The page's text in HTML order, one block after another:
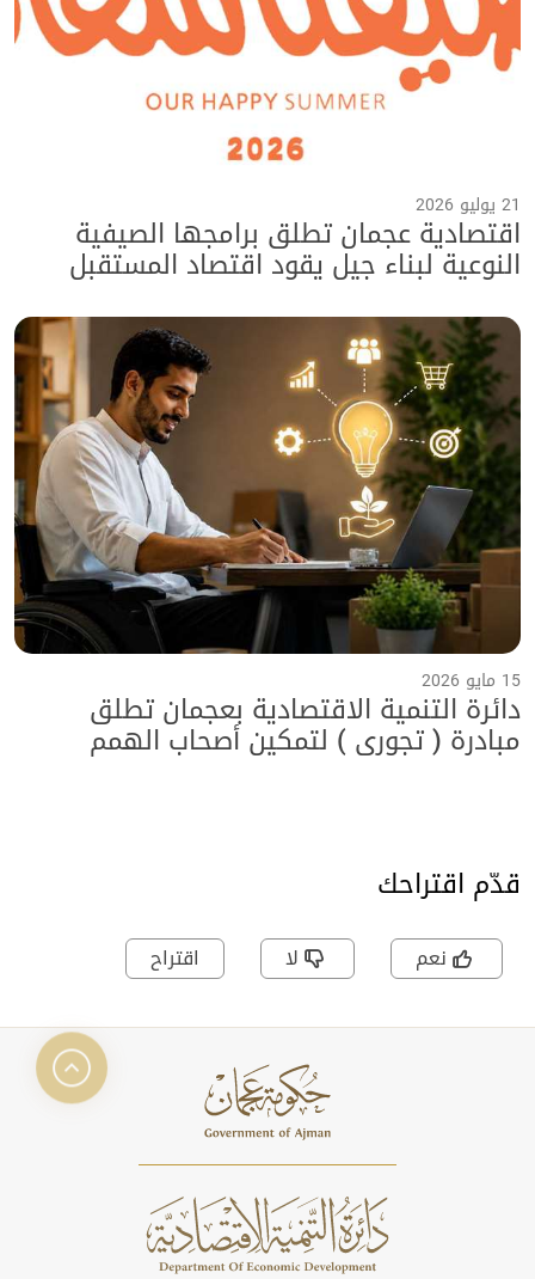
21 يوليو 2026
اقتصادية عجمان تطلق برامجها الصيفية
النوعية لبناء جيل يقود اقتصاد المستقبل
ضمن برنامج "صيفنا سعادة 2026"
15 مايو 2026
دائرة التنمية الاقتصادية بعجمان تطلق
مبادرة ( تجوري ) لتمكين أصحاب الهمم
بالتعاون مع هيئة الأعمال الخيرية العالمية
قدّم اقتراحك
نعم لا اقتراح